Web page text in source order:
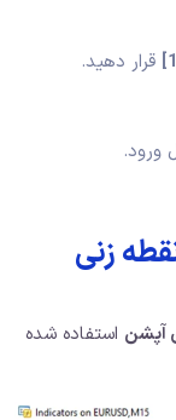
قرار دهید.
ورود.
زنی
آپشن استفاده شده